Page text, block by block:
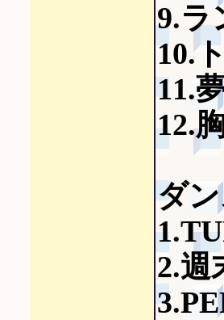
9.ラ
10.
11.
12.
ダ
2.週